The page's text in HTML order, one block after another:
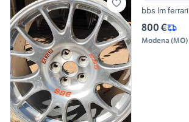
bbs lm ferrari
800 €
Modena (MO)